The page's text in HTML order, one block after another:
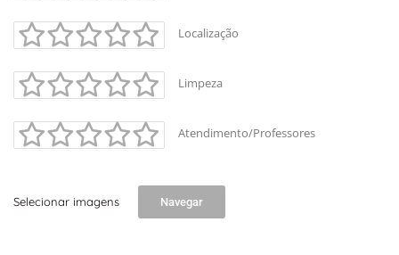
Localização
Limpeza
Atendimento/Professores
Selecionar imagens Navegar